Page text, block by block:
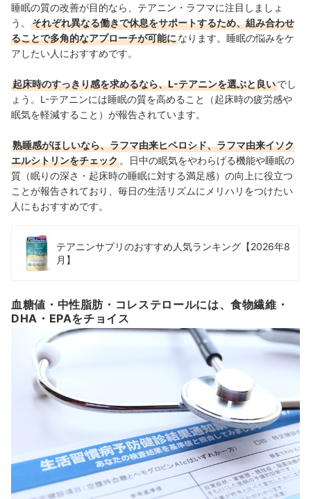
睡眠の質の改善が目的なら、テアニン・ラフマに注目しましょ
う。
それぞれ異なる働きで休息をサポートするため、組み合わせ
ることで多角的なアプローチが可能になります。睡眠の悩みをケ
アしたい人におすすめです。
起床時のすっきり感を求めるなら、L-テアニンを選ぶと良いでし
ょう。L-テアニンには睡眠の質を高めること（起床時の疲労感や
眠気を軽減すること）が報告されています。
熟睡感がほしいなら、ラフマ由来ヒペロシド、ラフマ由来イソク
エルシトリンをチェック 。
日中の眠気をやわらげる機能や睡眠の
質（眠りの深さ・起床時の睡眠に対する満足感）の向上に役立つ
ことが報告されており、毎日の生活リズムにメリハリをつけたい
人にもおすすめです。
テアニンサプリのおすすめ人気ランキング【2026年8
月】
血糖値・中性脂肪・コレステロールには、食物繊維・
DHA・EPAをチョイス